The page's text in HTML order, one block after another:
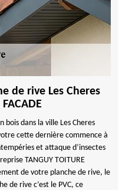
de rive Les Cheres
bois dans la ville Les Cheres
cette dernière commence à
et attaque d’insectes
TANGUY TOITURE
de votre planche de rive, le
de rive c’est le PVC, ce